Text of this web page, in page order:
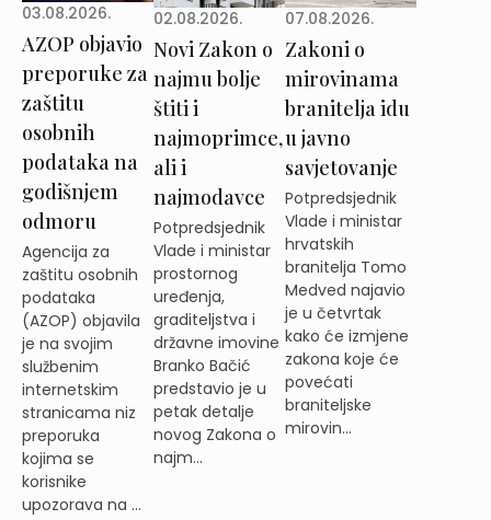
03.08.2026.
AZOP objavio
preporuke za
zaštitu
osobnih
podataka na
godišnjem
odmoru
Agencija za
zaštitu osobnih
podataka
(AZOP) objavila
je na svojim
službenim
internetskim
stranicama niz
preporuka
kojima se
korisnike
upozorava na ...
02.08.2026.
Novi Zakon o
najmu bolje
štiti i
najmoprimce,
ali i
najmodavce
Potpredsjednik
Vlade i ministar
prostornog
uređenja,
graditeljstva i
državne imovine
Branko Bačić
predstavio je u
petak detalje
novog Zakona o
najm...
07.08.2026.
Zakoni o
mirovinama
branitelja idu
u javno
savjetovanje
Potpredsjednik
Vlade i ministar
hrvatskih
branitelja Tomo
Medved najavio
je u četvrtak
kako će izmjene
zakona koje će
povećati
braniteljske
mirovin...